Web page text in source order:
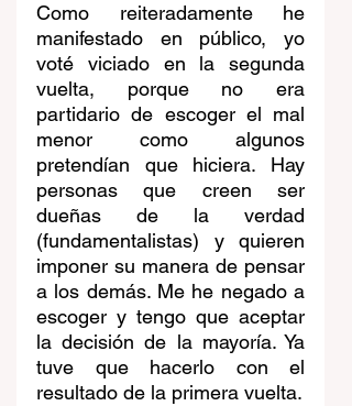
Como reiteradamente he
manifestado en público, yo
voté viciado en la segunda
vuelta, porque no era
partidario de escoger el mal
menor como algunos
pretendían que hiciera. Hay
personas que creen ser
dueñas de la verdad
(fundamentalistas) y quieren
imponer su manera de pensar
a los demás. Me he negado a
escoger y tengo que aceptar
la decisión de la mayoría. Ya
tuve que hacerlo con el
resultado de la primera vuelta.